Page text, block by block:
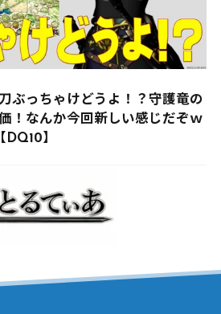
ぶっちゃけどうよ！？守護竜の
！なんか今回新しい感じだぞｗ
】